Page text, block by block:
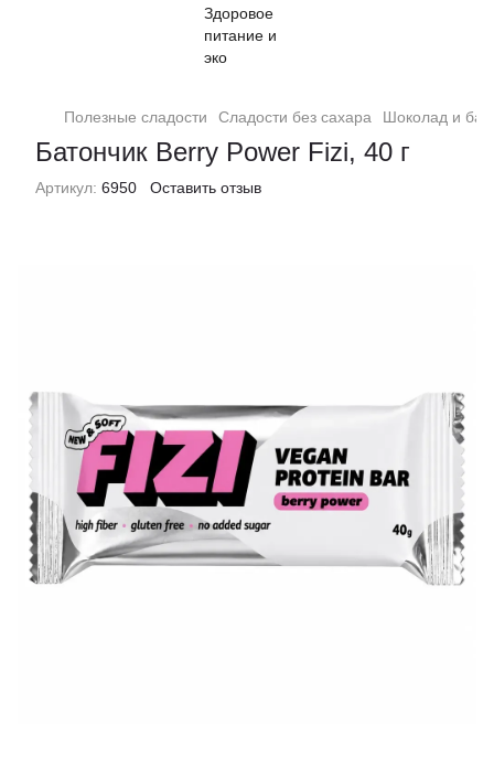
Полезные сладости Сладости без сахара Шоколад и
Батончик Berry Power Fizi, 40 г
Артикул: 6950 Оставить отзыв